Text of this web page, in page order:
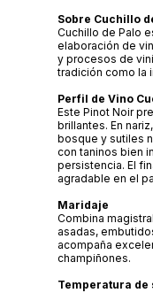
Sobre Cuchillo
Cuchillo de Palo
elaboración de
y procesos de
tradición como la
Perfil de Vino
Este Pinot Noir
brillantes. En
bosque y sutiles
con taninos bien
persistencia. El
agradable en el
Maridaje
Combina
asadas,
acompaña
champiñones.
Temperatura de